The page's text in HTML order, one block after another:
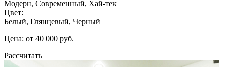
Модерн, Современный, Хай-тек
Цвет:
Белый, Глянцевый, Черный
Цена: от 40 000 руб.
Рассчитать